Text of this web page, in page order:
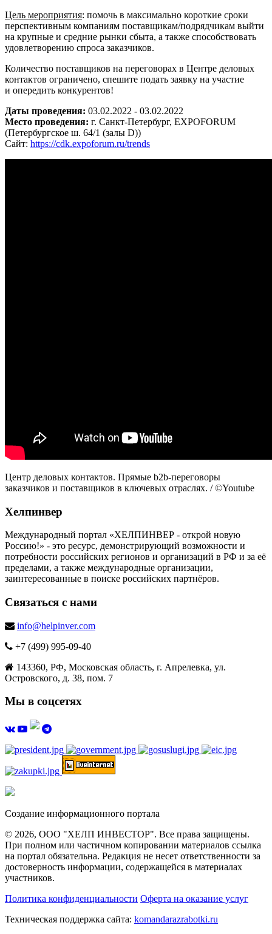
Цель мероприятия: помочь в максимально короткие сроки
перспективным компаниям поставщикам/подрядчикам выйти
на крупные и средние рынки сбыта, а также способствовать
удовлетворению спроса заказчиков.
Количество поставщиков на переговорах в Центре деловых
контактов ограничено, спешите подать заявку на участие
и опередить конкурентов!
Даты проведения: 03.02.2022 - 03.02.2022
Место проведения: г. Санкт-Петербург, EXPOFORUM
(Петербургское ш. 64/1 (залы D))
Сайт: https://cdk.expoforum.ru/trends
Центр деловых контактов. Прямые b2b-переговоры
заказчиков и поставщиков в ключевых отраслях. / ©Youtube
Хелпинвер
Международный портал «ХЕЛПИНВЕР - открой новую
Россию!» - это ресурс, демонстрирующий возможности и
потребности российских регионов и организаций в РФ и за её
пределами, а также международные организации,
заинтересованные в поиске российских партнёров.
Связаться с нами
info@helpinver.com
+7 (499) 995-09-40
143360, РФ, Московская область, г. Апрелевка, ул.
Островского, д. 38, пом. 7
Мы в соцсетях
Создание информационного портала
© 2026, ООО "ХЕЛП ИНВЕСТОР". Все права защищены.
При полном или частичном копировании материалов ссылка
на портал обязательна. Редакция не несет ответственности за
достоверность информации, содержащейся в материалах
участников.
Политика конфиденциальности Оферта на оказание услуг
Техническая поддержка сайта: komandarazrabotki.ru